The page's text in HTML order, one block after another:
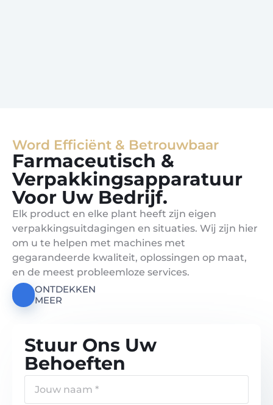
Word Efficiënt & Betrouwbaar
Farmaceutisch &
Verpakkingsapparatuur
Voor Uw Bedrijf.
Elk product en elke plant heeft zijn eigen
verpakkingsuitdagingen en situaties. Wij zijn hier
om u te helpen met machines met
gegarandeerde kwaliteit, oplossingen op maat,
en de meest probleemloze services.
ONTDEKKEN
MEER
Stuur Ons Uw
Behoeften